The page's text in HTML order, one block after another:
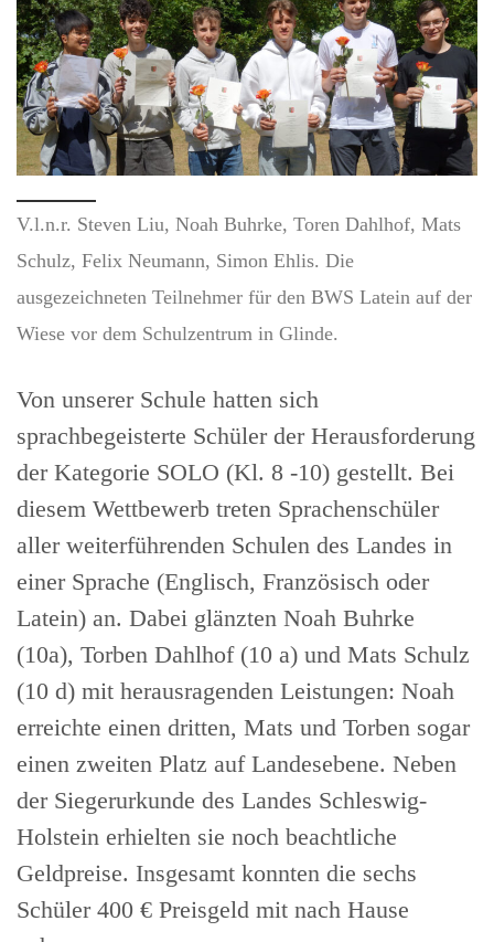
V.l.n.r. Steven Liu, Noah Buhrke, Toren Dahlhof, Mats
Schulz, Felix Neumann, Simon Ehlis. Die
ausgezeichneten Teilnehmer für den BWS Latein auf der
Wiese vor dem Schulzentrum in Glinde.
Von unserer Schule hatten sich
sprachbegeisterte Schüler der Herausforderung
der Kategorie SOLO (Kl. 8 -10) gestellt. Bei
diesem Wettbewerb treten Sprachenschüler
aller weiterführenden Schulen des Landes in
einer Sprache (Englisch, Französisch oder
Latein) an. Dabei glänzten Noah Buhrke
(10a), Torben Dahlhof (10 a) und Mats Schulz
(10 d) mit herausragenden Leistungen: Noah
erreichte einen dritten, Mats und Torben sogar
einen zweiten Platz auf Landesebene. Neben
der Siegerurkunde des Landes Schleswig-
Holstein erhielten sie noch beachtliche
Geldpreise. Insgesamt konnten die sechs
Schüler 400 € Preisgeld mit nach Hause